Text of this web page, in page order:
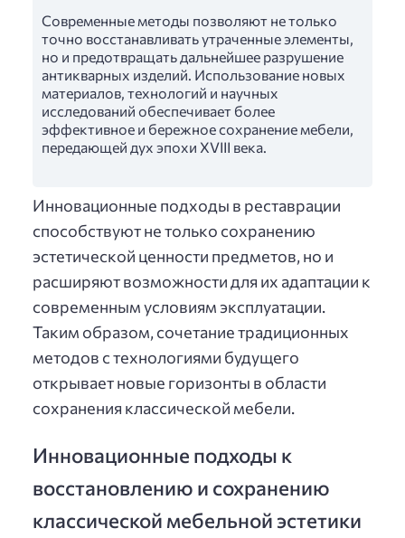
Современные методы позволяют не только
точно восстанавливать утраченные элементы,
но и предотвращать дальнейшее разрушение
антикварных изделий. Использование новых
материалов, технологий и научных
исследований обеспечивает более
эффективное и бережное сохранение мебели,
передающей дух эпохи XVIII века.
Инновационные подходы в реставрации
способствуют не только сохранению
эстетической ценности предметов, но и
расширяют возможности для их адаптации к
современным условиям эксплуатации.
Таким образом, сочетание традиционных
методов с технологиями будущего
открывает новые горизонты в области
сохранения классической мебели.
Инновационные подходы к
восстановлению и сохранению
классической мебельной эстетики